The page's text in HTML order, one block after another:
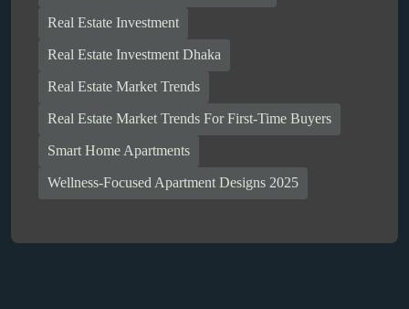
Real Estate Investment
Real Estate Investment Dhaka
Real Estate Market Trends
Real Estate Market Trends For First-Time Buyers
Smart Home Apartments
Wellness-Focused Apartment Designs 2025